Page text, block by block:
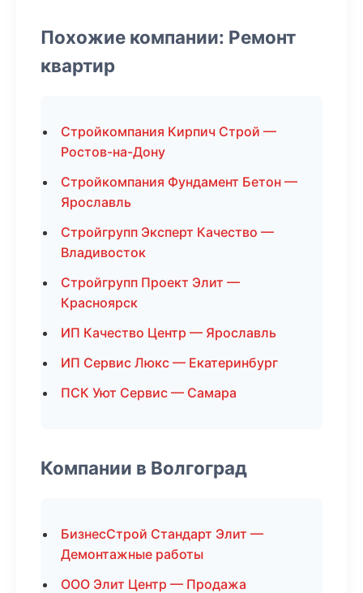
Похожие компании: Ремонт
квартир
Стройкомпания Кирпич Строй —
Ростов-на-Дону
Стройкомпания Фундамент Бетон —
Ярославль
Стройгрупп Эксперт Качество —
Владивосток
Стройгрупп Проект Элит —
Красноярск
ИП Качество Центр — Ярославль
ИП Сервис Люкс — Екатеринбург
ПСК Уют Сервис — Самара
Компании в Волгоград
БизнесСтрой Стандарт Элит —
Демонтажные работы
ООО Элит Центр — Продажа